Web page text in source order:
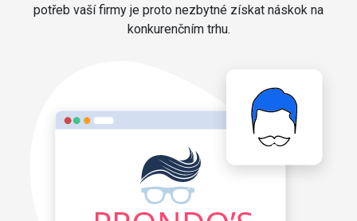
potřeb vaší firmy je proto nezbytné získat náskok na
konkurenčním trhu.